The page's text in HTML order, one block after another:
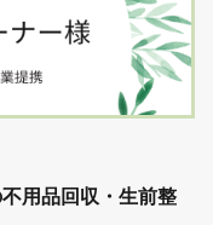
用品回収・生前整